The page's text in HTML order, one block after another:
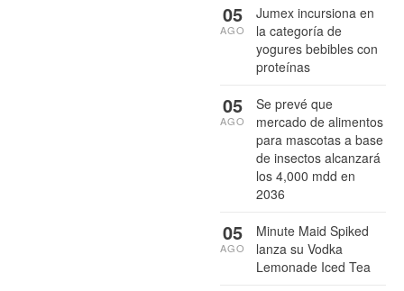
Jumex incursiona en
la categoría de
yogures bebibles con
proteínas
05
AGO
Se prevé que
mercado de alimentos
para mascotas a base
de insectos alcanzará
los 4,000 mdd en
2036
05
AGO
Minute Maid Spiked
lanza su Vodka
Lemonade Iced Tea
05
AGO